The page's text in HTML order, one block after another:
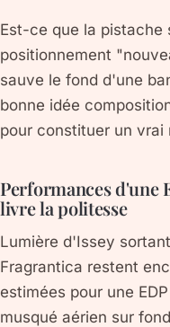
Est-ce que la pistache
positionnement
sauve le fond d'une
bonne idée
pour constituer un vrai
Performances d'une
livre la politesse
Lumière d'Issey
Fragrantica restent
estimées pour une
musqué aérien sur